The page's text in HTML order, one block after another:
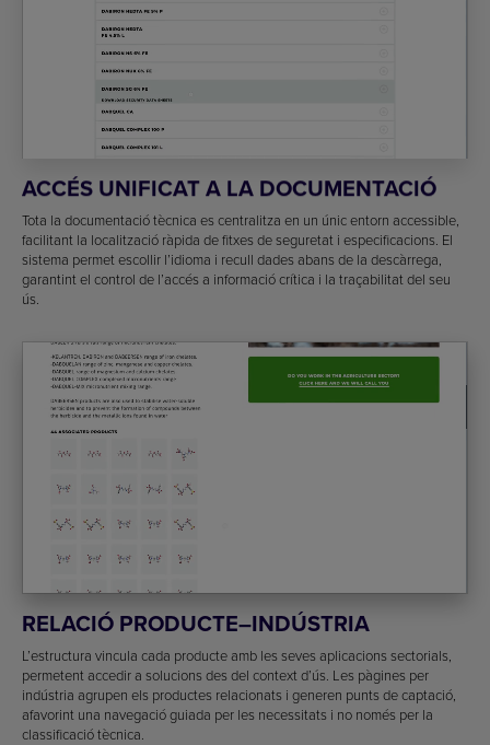
ACCÉS UNIFICAT A LA DOCUMENTACIÓ
Tota la documentació tècnica es centralitza en un únic entorn accessible,
facilitant la localització ràpida de fitxes de seguretat i especificacions. El
sistema permet escollir l’idioma i recull dades abans de la descàrrega,
garantint el control de l’accés a informació crítica i la traçabilitat del seu
ús.
RELACIÓ PRODUCTE–INDÚSTRIA
L’estructura vincula cada producte amb les seves aplicacions sectorials,
permetent accedir a solucions des del context d’ús. Les pàgines per
indústria agrupen els productes relacionats i generen punts de captació,
afavorint una navegació guiada per les necessitats i no només per la
classificació tècnica.